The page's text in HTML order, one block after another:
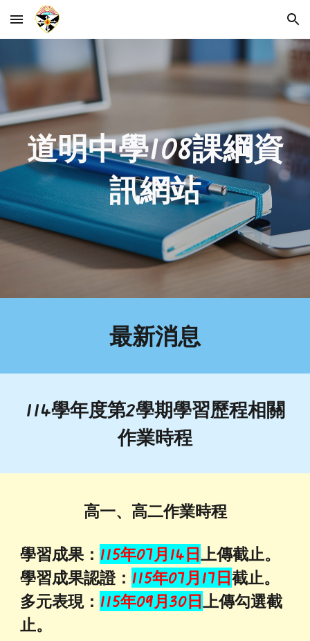
Skip to main content Skip to navigation
道明中學108課綱資
訊網站
最新消息
114學年度第2學期學習歷程相關
作業時程
高一、高二作業時程
學習成果： 115年07月14日上傳截止。
學習成果認證： 115年07月17日截止。
多元表現： 115年09月30日上傳勾選截
止。